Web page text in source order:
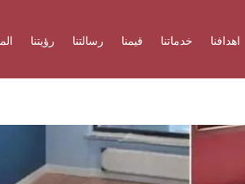
اهدافنا خدماتنا قيمنا رسالتنا رؤيتنا